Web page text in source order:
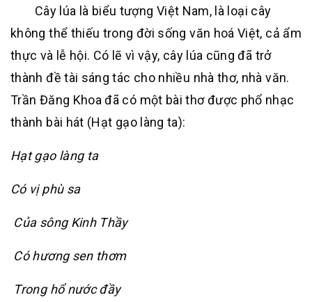
Cây lúa là biểu tượng Việt Nam, là loại cây
không thể thiếu trong đời sống văn hoá Việt, cả ẩm
thực và lễ hội. Có lẽ vì vậy, cây lúa cũng đã trở
thành đề tài sáng tác cho nhiều nhà thơ, nhà văn.
Trần Đăng Khoa đã có một bài thơ được phổ nhạc
thành bài hát (Hạt gạo làng ta):
Hạt gạo làng ta
Có vị phù sa
Của sông Kinh Thầy
Có hương sen thơm
Trong hổ nước đầy